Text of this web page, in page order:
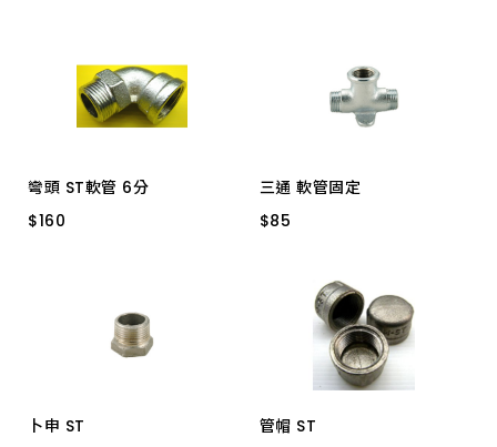
4分 28MM 5036*30
4分 40MM 5036*40
4分 35MM 5036-35
彎頭 ST軟管 6分
$160
$160
三通 軟管固定
$85
$85
卜申 ST
管帽 ST